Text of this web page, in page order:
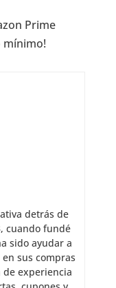
Prime
mínimo!
detrás de
cuando fundé
sido ayudar a
sus compras
de experiencia